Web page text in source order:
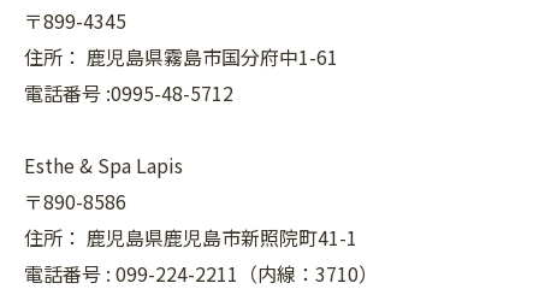
〒899-4345
住所： 鹿児島県霧島市国分府中1-61
電話番号 :0995-48-5712
Esthe & Spa Lapis
〒890-8586
住所： 鹿児島県鹿児島市新照院町41-1
電話番号 : 099-224-2211（内線：3710）